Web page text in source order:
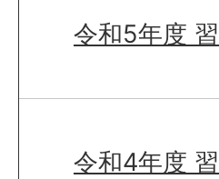
令和5年度
令和4年度